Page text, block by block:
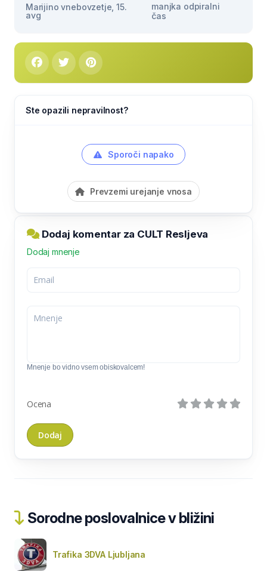
Marijino vnebovzetje, 15.
avg
manjka odpiralni
čas
Ste opazili nepravilnost?
Sporoči napako
Prevzemi urejanje vnosa
Dodaj komentar za CULT Resljeva
Dodaj mnenje
Mnenje bo vidno vsem obiskovalcem!
Ocena
Sorodne poslovalnice v bližini
Trafika 3DVA Ljubljana